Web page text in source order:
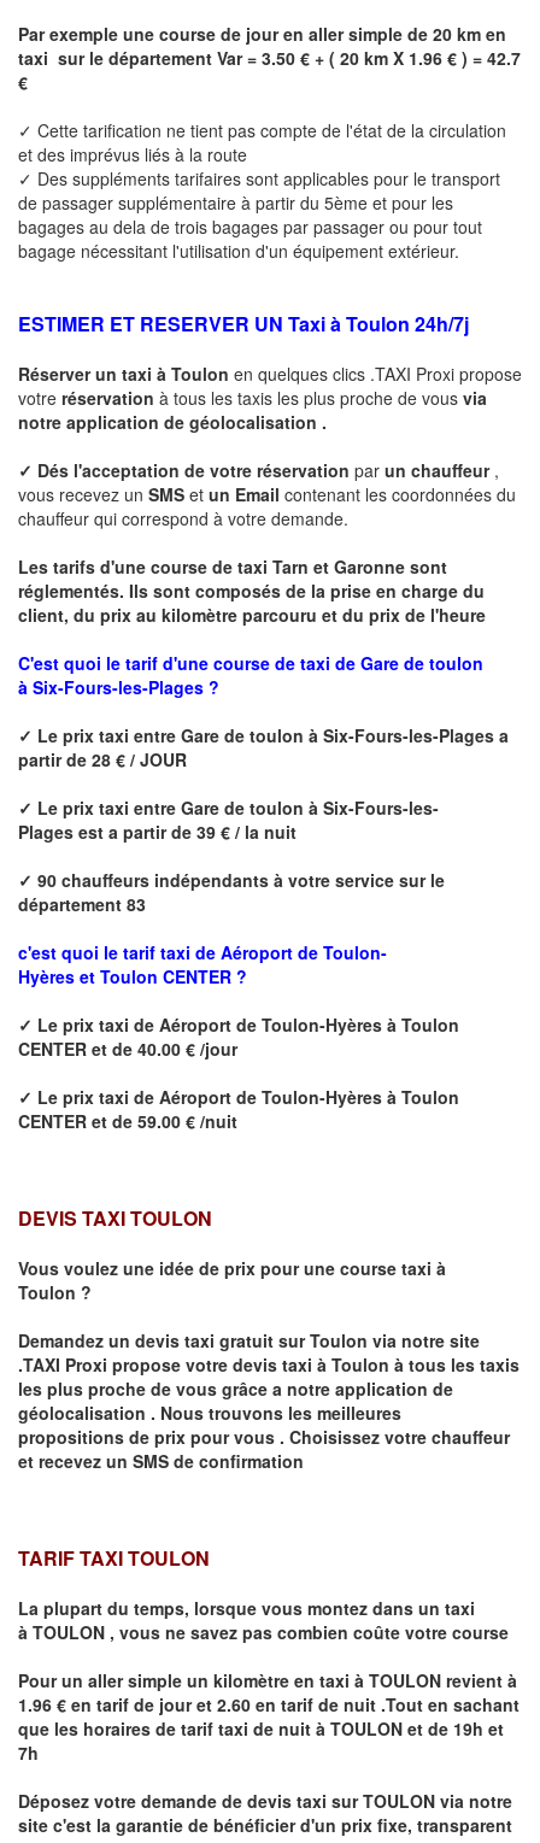
Par exemple une course de jour en aller simple de 20 km en
taxi sur le département Var= 3.50 € + ( 20 km X 1.96 € ) = 42.7
€
✓ Cette tarification ne tient pas compte de l'état de la circulation
et des imprévus liés à la route
✓ Des suppléments tarifaires sont applicables pour le transport
de passager supplémentaire à partir du 5ème et pour les
bagages au dela de trois bagages par passager ou pour tout
bagage nécessitant l'utilisation d'un équipement extérieur.
ESTIMER ET RESERVER UN Taxi àToulon 24h/7j
Réserver un taxi à Toulon en quelques clics .TAXI Proxi propose
votre réservation à tous les taxis les plus proche de vous via
notre application de géolocalisation .
✓ Dés l'acceptation de votre réservation par un chauffeur ,
vous recevez un SMS et un Email contenant les coordonnées du
chauffeur qui correspond à votre demande.
Les tarifs d'une course de taxi Tarn et Garonne sont
réglementés. Ils sont composés de la prise en charge du
client, du prix au kilomètre parcouru et du prix de l'heure
C'est quoi le tarif d'une course de taxi de Gare de toulon
à Six-Fours-les-Plages ?
✓ Le prix taxi entre Gare de toulon à Six-Fours-les-Plages a
partir de 28 € / JOUR
✓ Le prix taxi entre Gare de toulon à Six-Fours-les-
Plages est a partir de 39 € / la nuit
✓ 90 chauffeurs indépendants à votre service sur le
département 83
c'est quoi le tarif taxi de Aéroport de Toulon-
Hyères et Toulon CENTER ?
✓ Le prix taxi de Aéroport de Toulon-Hyères à Toulon
CENTER et de 40.00 € /jour
✓ Le prix taxi de Aéroport de Toulon-Hyères à Toulon
CENTER et de 59.00 € /nuit
DEVIS TAXI TOULON
Vous voulez une idée de prix pour une course taxi à
Toulon ?
Demandez un devis taxi gratuit surToulon via notre site
.TAXI Proxi propose votre devis taxi à Toulon à tous les taxis
les plus proche de vous grâce a notre application de
géolocalisation . Nous trouvons les meilleures
propositions de prix pour vous . Choisissez votre chauffeur
et recevez un SMS de confirmation
TARIF TAXI TOULON
La plupart du temps, lorsque vous montez dans un taxi
à TOULON , vous ne savez pas combien coûte votre course
Pour un aller simple un kilomètre en taxi à TOULON revient à
1.96 € en tarif de jour et 2.60 en tarif de nuit .Tout en sachant
que les horaires de tarif taxi de nuit à TOULON et de 19h et
7h
Déposez votre demande de devis taxi surTOULON via notre
site c'est la garantie de bénéficier d'un prix fixe, transparent